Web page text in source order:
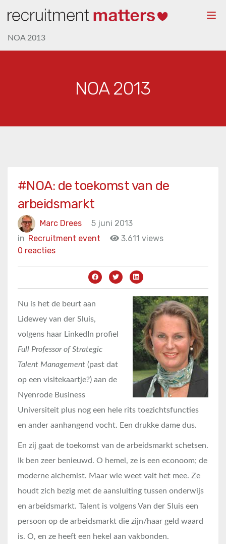
NOA 2013
NOA 2013
#NOA: de toekomst van de
arbeidsmarkt
Marc Drees
5 juni 2013
in Recruitment event
3.611 views
0 reacties
Nu is het de beurt aan
Lidewey van der Sluis,
volgens haar LinkedIn profiel
Full Professor of Strategic
Talent Management (past dat
op een visitekaartje?) aan de
Nyenrode Business
Universiteit plus nog een hele rits toezichtsfuncties
en ander aanhangend vocht. Een drukke dame dus.
En zij gaat de toekomst van de arbeidsmarkt schetsen.
Ik ben zeer benieuwd. O hemel, ze is een econoom; de
moderne alchemist. Maar wie weet valt het mee. Ze
houdt zich bezig met de aansluiting tussen onderwijs
en arbeidsmarkt. Talent is volgens Van der Sluis een
persoon op de arbeidsmarkt die zijn/haar geld waard
is. O, en ze heeft een hekel aan vakbonden.